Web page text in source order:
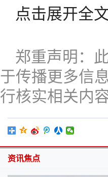
点击展开全
郑重声明：
于传播更多信
行核实相关内容
资讯焦点